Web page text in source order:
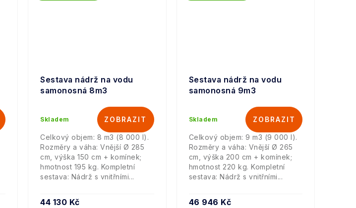
Sestava nádrž na vodu
samonosná 8m3
Skladem
44 130 Kč
Celkový objem: 8 m3 (8 000 l).
Rozměry a váha: Vnější Ø 285
cm, výška 150 cm + komínek;
hmotnost 195 kg. Kompletní
sestava: Nádrž s vnitřními...
Sestava nádrž na vodu
samonosná 9m3
Skladem
46 946 Kč
Celkový objem: 9 m3 (9 000 l).
Rozměry a váha: Vnější Ø 265
cm, výška 200 cm + komínek;
hmotnost 220 kg. Kompletní
sestava: Nádrž s vnitřními...